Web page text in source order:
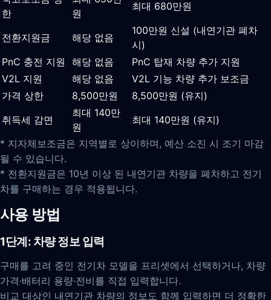
한
원
최대 680만원
전환지원금 해당 없음
100만원 신설 (내연기관 폐차
시)
PnC 충전 지원
해당 없음
PnC 탑재 차량 추가 지원
V2L 지원
해당 없음
V2L 기능 차량 추가 보조금
가격 상한
8,500만원
8,500만원 (유지)
취득세 감면
최대 140만
원
최대 140만원 (유지)
* 지자체보조금은 지역별로 상이하며, 예산 소진 시 조기 마감
될 수 있습니다.
* 전환지원금은 10년 이상 된 내연기관 차량을 폐차하고 전기
차를 구매하는 경우 적용됩니다.
사용 방법
1단계: 차량 정보 입력
구매를 고려 중인 전기차 모델을 프리셋에서 선택하거나, 차량
가격·배터리 용량·전비를 직접 입력합니다.
비교 대상인 내연기관 차량의 정보도 함께 입력하면 더 정확한